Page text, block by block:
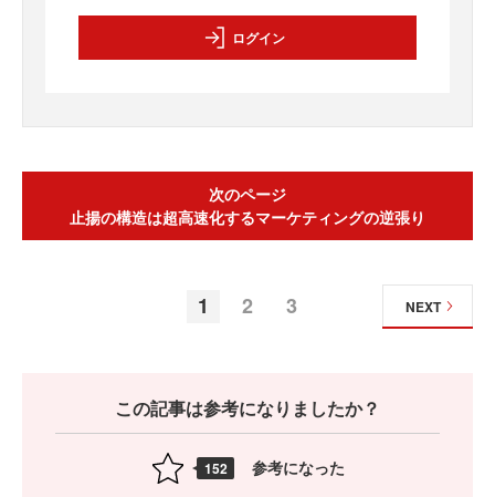
ログイン
次のページ
止揚の構造は超高速化するマーケティングの逆張り
1 2 3 NEXT
この記事は参考になりましたか？
152 参考になった